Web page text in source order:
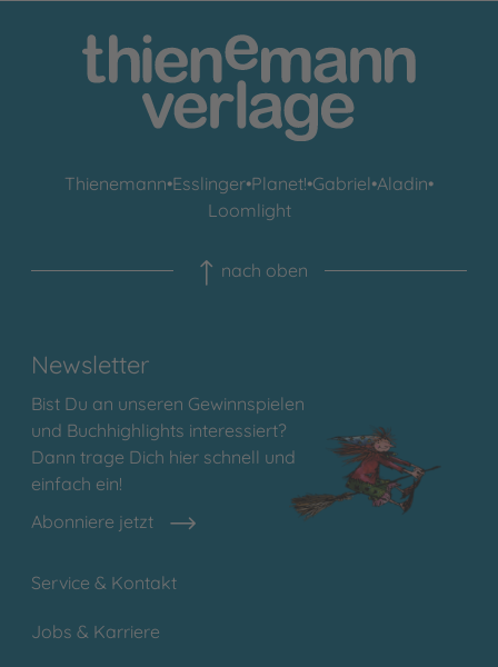
Thienemann•Esslinger•Planet!•Gabriel•Aladin•
Loomlight
nach oben
Newsletter
Bist Du an unseren Gewinnspielen
und Buchhighlights interessiert?
Dann trage Dich hier schnell und
einfach ein!
Abonniere jetzt
Service & Kontakt
Jobs & Karriere